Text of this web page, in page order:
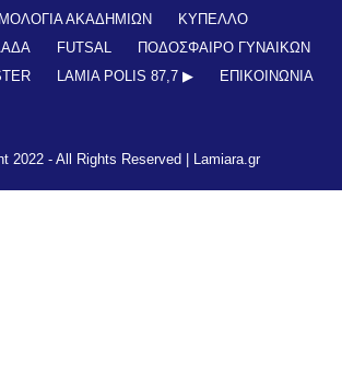
ΑΚΑΔΗΜΙΩΝ
ΚΥΠΕΛΛΟ
FUTSAL
ΠΟΔΟΣΦΑΙΡΟ ΓΥΝΑΙΚΩΝ
LAMIA POLIS 87,7 ▶︎ ΕΠΙΚΟΙΝΩΝΊΑ
2022 - All Rights Reserved | Lamiara.gr